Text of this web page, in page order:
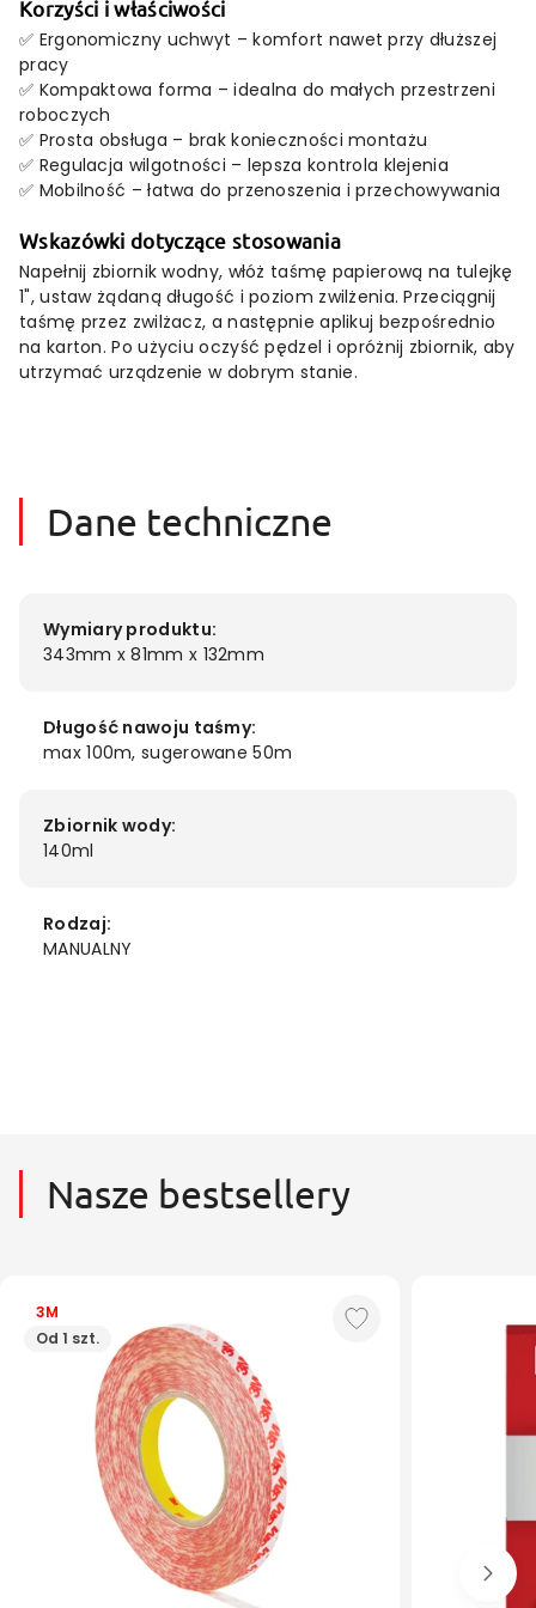
Korzyści i właściwości
✅ Ergonomiczny uchwyt – komfort nawet przy dłuższej
pracy
✅ Kompaktowa forma – idealna do małych przestrzeni
roboczych
✅ Prosta obsługa – brak konieczności montażu
✅ Regulacja wilgotności – lepsza kontrola klejenia
✅ Mobilność – łatwa do przenoszenia i przechowywania
Wskazówki dotyczące stosowania
Napełnij zbiornik wodny, włóż taśmę papierową na tulejkę
1", ustaw żądaną długość i poziom zwilżenia. Przeciągnij
taśmę przez zwilżacz, a następnie aplikuj bezpośrednio
na karton. Po użyciu oczyść pędzel i opróżnij zbiornik, aby
utrzymać urządzenie w dobrym stanie.
Dane techniczne
Wymiary produktu:
343mm x 81mm x 132mm
Długość nawoju taśmy:
max 100m, sugerowane 50m
Zbiornik wody:
140ml
Rodzaj:
MANUALNY
Nasze bestsellery
3M
Od 1 szt.